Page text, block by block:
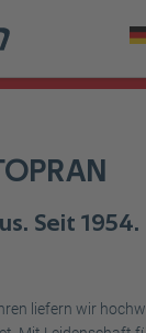
Seit 1954.
liefern wir